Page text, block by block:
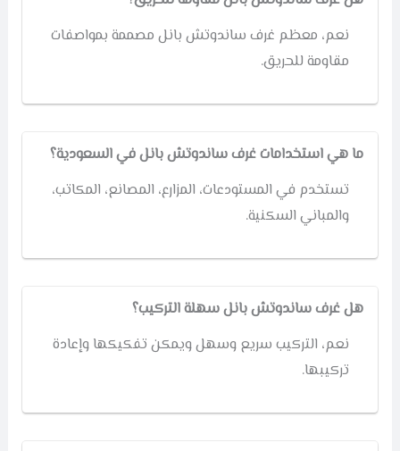
نعم، معظم غرف ساندوتش بانل مصممة بمواصفات
مقاومة للحريق.
ما هي استخدامات غرف ساندوتش بانل في السعودية؟
تستخدم في المستودعات، المزارع، المصانع، المكاتب،
والمباني السكنية.
هل غرف ساندوتش بانل سهلة التركيب؟
نعم، التركيب سريع وسهل ويمكن تفكيكها وإعادة
تركيبها.